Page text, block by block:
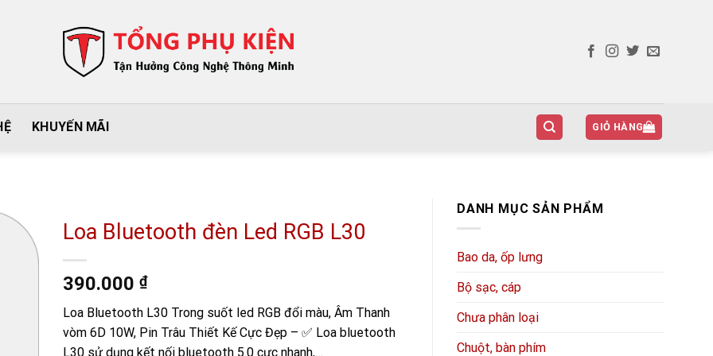
KHUYẾN MÃI GIỎ HÀNG
DANH MỤC SẢN PHẨM
Bao da, ốp lưng
Bộ sạc, cáp
Chưa phân loại
Chuột, bàn phím
Loa Bluetooth đèn Led RGB L30
390.000 ₫
Loa Bluetooth L30 Trong suốt led RGB đổi màu, Âm Thanh
vòm 6D 10W, Pin Trâu Thiết Kế Cực Đẹp – ✅ Loa bluetooth
L30 sử dụng kết nối bluetooth 5.0 cực nhanh,…